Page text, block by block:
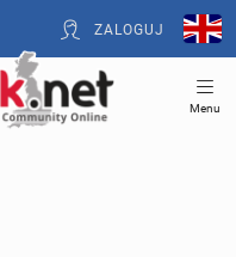
ZALOGUJ
Menu